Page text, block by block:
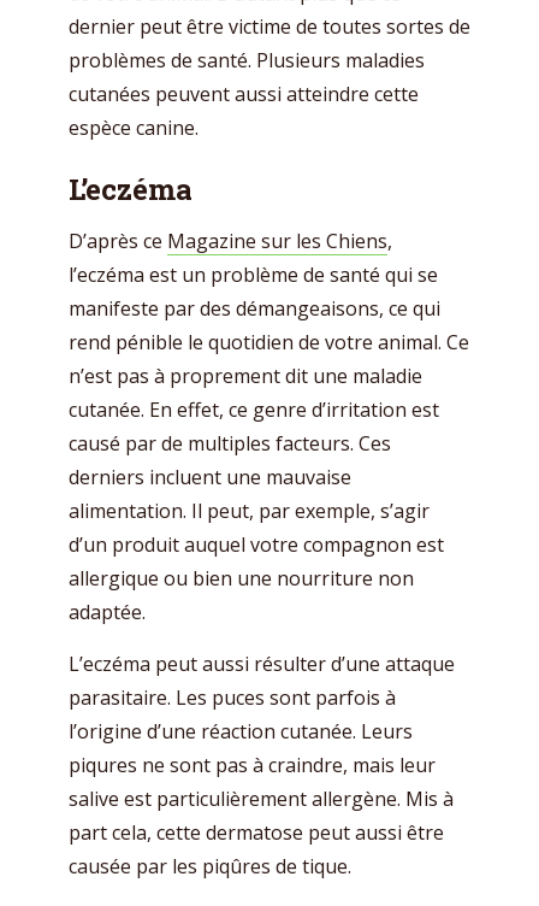
dernier peut être victime de toutes sortes de
problèmes de santé. Plusieurs maladies
cutanées peuvent aussi atteindre cette
espèce canine.
L’eczéma
D’après ce Magazine sur les Chiens,
l’eczéma est un problème de santé qui se
manifeste par des démangeaisons, ce qui
rend pénible le quotidien de votre animal. Ce
n’est pas à proprement dit une maladie
cutanée. En effet, ce genre d’irritation est
causé par de multiples facteurs. Ces
derniers incluent une mauvaise
alimentation. Il peut, par exemple, s’agir
d’un produit auquel votre compagnon est
allergique ou bien une nourriture non
adaptée.
L’eczéma peut aussi résulter d’une attaque
parasitaire. Les puces sont parfois à
l’origine d’une réaction cutanée. Leurs
piqures ne sont pas à craindre, mais leur
salive est particulièrement allergène. Mis à
part cela, cette dermatose peut aussi être
causée par les piqûres de tique.